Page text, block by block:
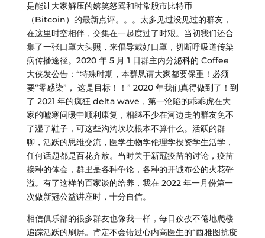
是能让大家解压的嬉笑怒骂和时常股市比特币
（Bitcoin）的最新点评。。。太多见过没见过的群友，
在这里时空相伴，交集在一起度过了时艰。当初我们还合
集了一张口罩大头照，来倡导戴好口罩，切断呼吸道传染
病传播途径。2020 年 5 月 1 日群主内分泌科的 Coffee
大侠发公告：“特殊时期，本群恳请大家都要保重！必须
要“零感染”， 这是目标！！” 2020 年我们真得做到了！到
了 2021 年的疯狂 delta wave，第一沦陷的乖乖虎在大
家的嘘寒问暖中顺利康复，相继不少在河边走的群友免不
了湿了鞋子，可这些沟沟坎坎根本不算什么。活跃的群
聊，活跃的思维交流，医学生物学伦理学投资学生活学，
任何话题都是百花齐放。当时关于新冠疫苗的讨论，疫苗
接种的体会，群里是各种争论，各种的开诚布公的火花砰
溢。有了这样的百家谈的给养，我在 2022 年一月份第一
次做新冠公益讲座时，十分自信。
相信俱乐部的很多群友也像我一样，每日孜孜不倦地爬楼
追踪活跃的刷屏。肯定不会错过心内高医生的“西雅图抗疫